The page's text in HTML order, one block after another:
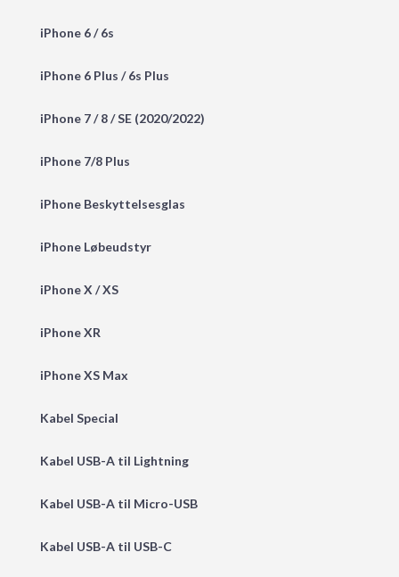
iPhone 6 / 6s
iPhone 6 Plus / 6s Plus
iPhone 7 / 8 / SE (2020/2022)
iPhone 7/8 Plus
iPhone Beskyttelsesglas
iPhone Løbeudstyr
iPhone X / XS
iPhone XR
iPhone XS Max
Kabel Special
Kabel USB-A til Lightning
Kabel USB-A til Micro-USB
Kabel USB-A til USB-C